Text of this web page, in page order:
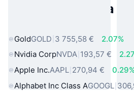
Populárne aktíva z
GoldGOLD 3 755,58 €
2.07%
Nvidia CorpNVDA 193,57 €
Apple Inc.AAPL 270,94 €
Alphabet Inc Class AGOOGL